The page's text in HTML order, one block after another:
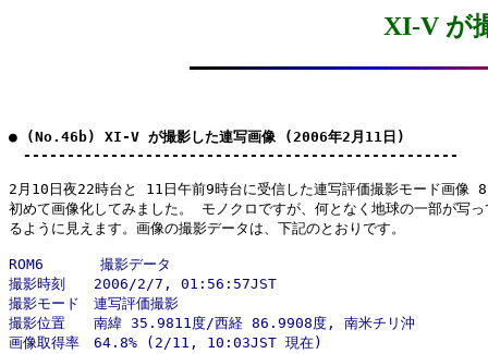
XI-V が
● (No.46b) XI-V が撮影した連写画像 (2006年2月11日)
--------------------------------------------------
2月10日夜22時台と 11日午前9時台に受信した連写評価撮影モード画像
初めて画像化してみました。 モノクロですが、何となく地球の一部が写っ
ROM6　　　　撮影データ
撮影時刻　　2006/2/7, 01:56:57JST
撮影モード　連写評価撮影
撮影位置　　南緯 35.9811度/西経 86.9908度, 南米チリ沖